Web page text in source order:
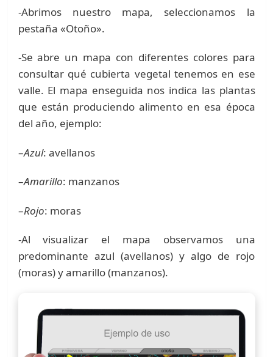
-Abrimos nuestro mapa, seleccionamos la
pestaña «Otoño».
-Se abre un mapa con diferentes colores para
consultar qué cubierta vegetal tenemos en ese
valle. El mapa enseguida nos indica las plantas
que están produciendo alimento en esa época
del año, ejemplo:
–Azul: avellanos
–Amarillo: manzanos
–Rojo: moras
-Al visualizar el mapa observamos una
predominante azul (avellanos) y algo de rojo
(moras) y amarillo (manzanos).